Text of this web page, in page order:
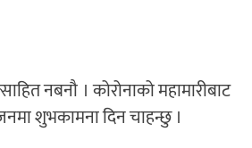
नबनौ । कोरोनाको महामारीबाट
शुभकामना दिन चाहन्छु ।